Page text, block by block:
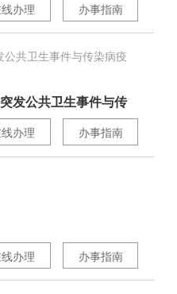
办事指南
办理
共卫生事件与传染病疫
发公共卫生事件与传
办事指南
办理
办事指南
办理